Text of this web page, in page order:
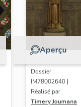
Aperçu
Dossier
IM78002640 |
Réalisé par
Timery Joumana